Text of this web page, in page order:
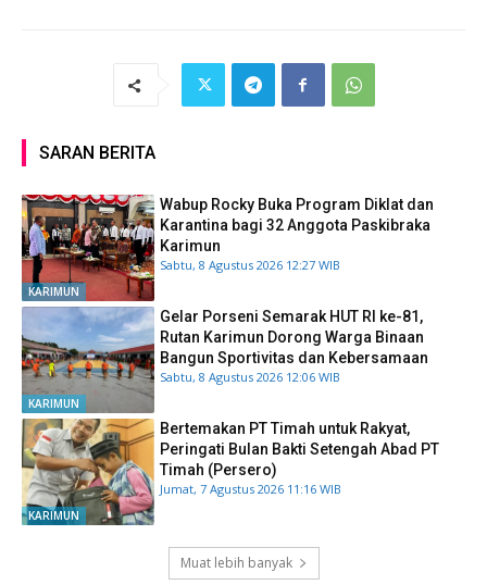
SARAN BERITA
KARIMUN
Wabup Rocky Buka Program Diklat dan
Karantina bagi 32 Anggota Paskibraka
Karimun
Sabtu, 8 Agustus 2026 12:27 WIB
KARIMUN
Gelar Porseni Semarak HUT RI ke-81,
Rutan Karimun Dorong Warga Binaan
Bangun Sportivitas dan Kebersamaan
Sabtu, 8 Agustus 2026 12:06 WIB
KARIMUN
Bertemakan PT Timah untuk Rakyat,
Peringati Bulan Bakti Setengah Abad PT
Timah (Persero)
Jumat, 7 Agustus 2026 11:16 WIB
Muat lebih banyak